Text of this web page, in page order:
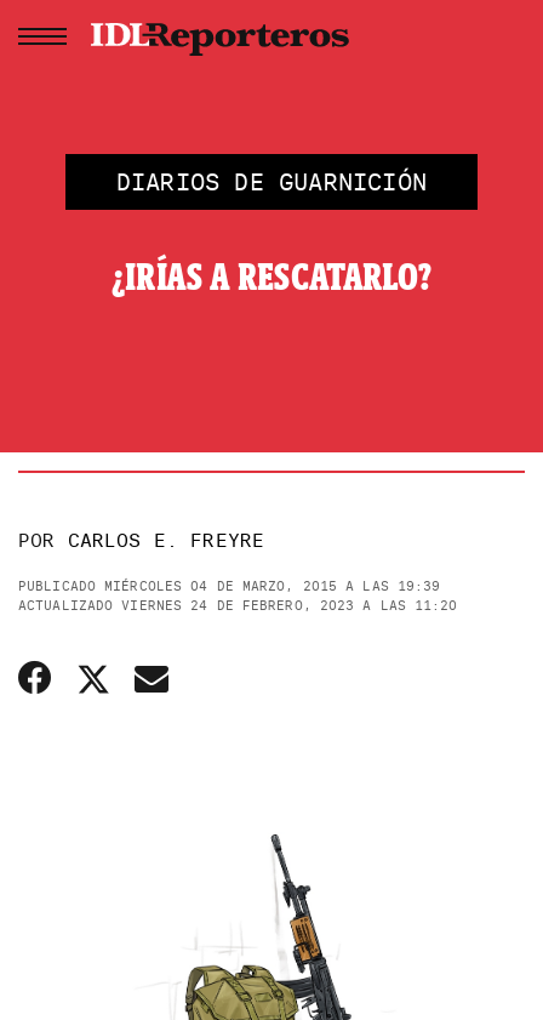
DIARIOS DE GUARNICIÓN
¿IRÍAS A RESCATARLO?
POR CARLOS E. FREYRE
PUBLICADO MIÉRCOLES 04 DE MARZO, 2015 A LAS 19:39
ACTUALIZADO VIERNES 24 DE FEBRERO, 2023 A LAS 11:20